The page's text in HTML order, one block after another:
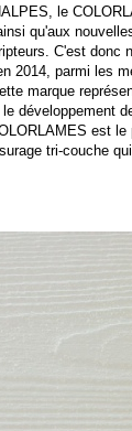
le
qu'aux
C'est donc
2014, parmi les
marque
développement
est le
tri-couche